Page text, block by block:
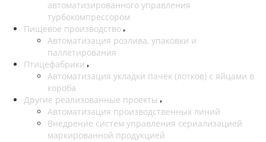
автоматизированного управления
турбокомпрессором
Пищевое производство
Автоматизация розлива, упаковки и
паллетирования
Птицефабрики
Автоматизация укладки пачек (лотков) с яйцами в
короба
Другие реализованные проекты
Автоматизация производственных линий
Внедрение систем управления сериализацией
маркированной продукцией